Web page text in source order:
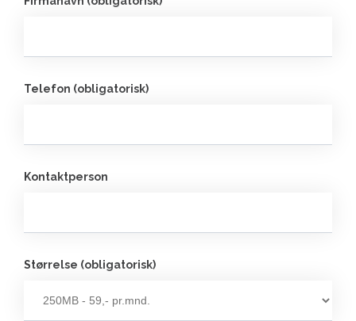
Telefon (obligatorisk)
Kontaktperson
Størrelse (obligatorisk)